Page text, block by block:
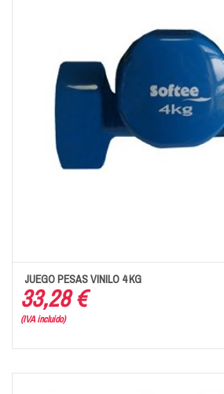
JUEGO PESAS VINILO 4 KG
33,28 €
(IVA incluido)